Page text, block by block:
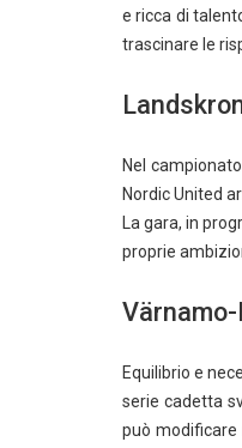
e ricca di
trascinare le
Nel
Nordic United
La gara, in
proprie
Equilibrio e
serie cadetta
può